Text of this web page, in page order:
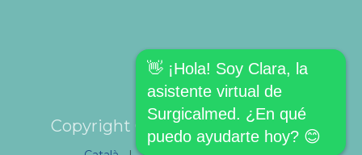
Copyright © SURGICALMED SL.
👋 ¡Hola! Soy Clara, la
asistente virtual de
Surgicalmed. ¿En qué
puedo ayudarte hoy? 😊